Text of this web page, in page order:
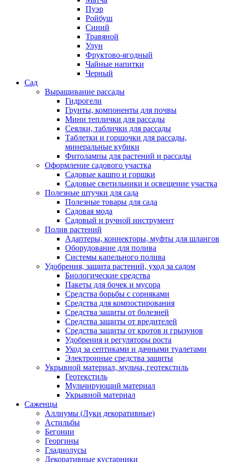
Пуэр
Ройбуш
Синий
Травяной
Улун
Фруктово-ягодный
Чайные напитки
Черный
Сад
Выращивание рассады
Гидрогели
Грунты, компоненты для почвы
Мини теплички для рассады
Сеялки, таблички для рассады
Таблетки и горшочки для рассады,
минеральные кубики
Фитолампы для растений и рассады
Оформление садового участка
Садовые кашпо и горшки
Садовые светильники и освещение участка
Полезные штучки для сада
Полезные товары для сада
Садовая мода
Садовый и ручной инструмент
Полив растений
Адаптеры, коннекторы, муфты для шлангов
Оборудование для полива
Системы капельного полива
Удобрения, защита растений, уход за садом
Биологические средства
Пакеты для бочек и мусора
Средства борьбы с сорняками
Средства для компостирования
Средства защиты от болезней
Средства защиты от вредителей
Средства защиты от кротов и грызунов
Удобрения и регуляторы роста
Уход за септиками и дачными туалетами
Электронные средства защиты
Укрывной материал, мульча, геотекстиль
Геотекстиль
Мульчирующий материал
Укрывной материал
Саженцы
Аллиумы (Луки декоративные)
Астильбы
Бегонии
Георгины
Гладиолусы
Декоративные кустарники